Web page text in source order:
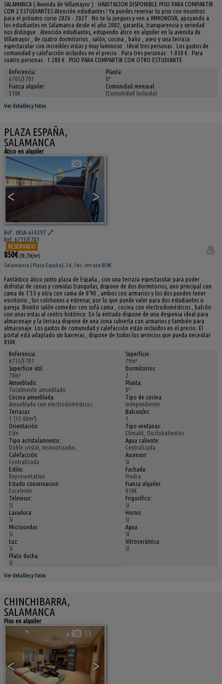
SALAMANCA ( Avenida de Villamayor ) : HABITACION DISPONIBLE PISO PARA COMPARTIR
CON 2 ESTUDIANTES Atención estudiantes ! Ya puedes reservar tu piso con nosotros
para el próximo curso 2026 - 2027 . No te la juegues y ven a INMONOVA, apoyando a
los estudiantes en Salamanca desde el año 2002, garantía, transparencia y seriedad
nos distingue . Atención estudiantes, estupendo ático en alquiler en la avenida de
Villamayor , de cuatro dormitorios , salón, cocina , baño , aseo y una terraza
espectacular con increibles vistas y muy luminoso . Ideal tres personas . Los gastos de
comunidad y calefacción incluidos en el precio . Para tres personas : 1.050 € . Para
cuatro personas : 1.200 € . PISO PARA COMPARTIR CON OTRO ESTUDIANTE
Referencia:
6705/3701
Planta:
8º
Fianza alquiler:
350€
Comunidad mensual:
(Comunidad Incluida)
Ver detalles y fotos
PLAZA ESPAÑA,
SALAMANCA
Ático en alquiler
< >
24
Ref.. INSA-634397 🔗
Ref. 6713/3701
RESERVADO
850€ (10,75€/m²)
Salamanca ( Plaza España); 2d, 1wc. terraza 850€
Fantástico ático junto plaza de España , con una terraza espectacular para poder
disfrutar de cenas y comidas tranquilas, dispone de dos dormitorios, uno principal con
cama de 1'35 y otra con cama de 0'90 , ambos con armarios y los dos pueden tener
escritorio , los colchones a estrenar, por lo que puede valer para dos estudiantes o
pareja. Bonito salón comedor con sofá cama , cocina con electrodomésticos , balcón
con unas vistas al centro histórico. En la entrada dispone de una despensa ideal para
almacenaje y la terraza dispone de una zona cubierta con armarios y también para
almacenaje. Los gastos de comunidad y calefacción están incluidos en el precio. El
portal está adaptado sin barreras , dispone de todos los servicios que pueda necesitar
850€
Referencia:
6713/3701
Superficie:
79m²
Superficie útil:
70m²
Dormitorios:
2
Amueblado:
Totalmente amueblado
Planta:
8º
Cocina amueblada:
Amueblada con electrodomésticos
Tipo de cocina:
Independiente
Terrazas:
1 (15.00m²)
Balcon/es:
1
Orientación:
Este
Tipo ventanas:
Climalit, Oscilobatientes
Tipo acristalamiento:
Doble cristal, Insonorizadas
Agua caliente:
Centralizada
Calefacción:
Centralizada
Ascensor:
Sí
Estilo:
Representativo
Fachada:
Piedra
Estado conservacion:
Excelente
Fianza alquiler:
850€
Televisor:
Sí
Frigorífico:
Sí
Lavadora:
Sí
Horno:
Sí
Microondas:
Sí
Agua:
Sí
Luz:
Sí
Vitrocerámica:
Sí
Plato ducha:
Sí
Ver detalles y fotos
CHINCHIBARRA,
SALAMANCA
Piso en alquiler
< >
13